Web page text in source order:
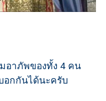
อาภัพของทั้ง 4 คน
อกกันได้นะครับ